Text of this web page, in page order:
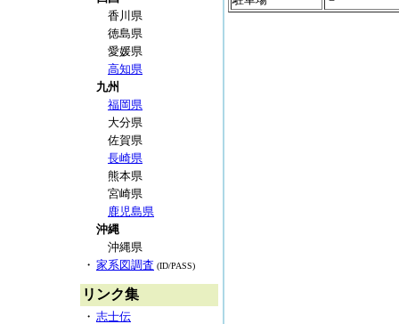
香川県
徳島県
愛媛県
高知県
九州
福岡県
大分県
佐賀県
長崎県
熊本県
宮崎県
鹿児島県
沖縄
沖縄県
・ 家系図調査 (ID/PASS)
リンク集
・ 志士伝